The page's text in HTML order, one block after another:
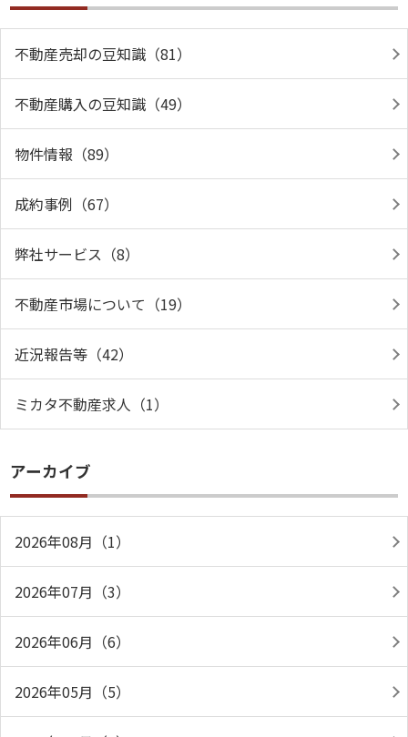
不動産売却の豆知識（81）
不動産購入の豆知識（49）
物件情報（89）
成約事例（67）
弊社サービス（8）
不動産市場について（19）
近況報告等（42）
ミカタ不動産求人（1）
アーカイブ
2026年08月（1）
2026年07月（3）
2026年06月（6）
2026年05月（5）